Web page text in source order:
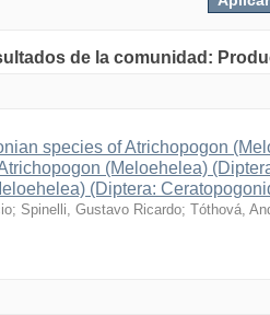
de la comunidad:
species of Atrichopogon
(Meloehelea)
(Diptera:
; Spinelli, Gustavo Ricardo; Tóthová,